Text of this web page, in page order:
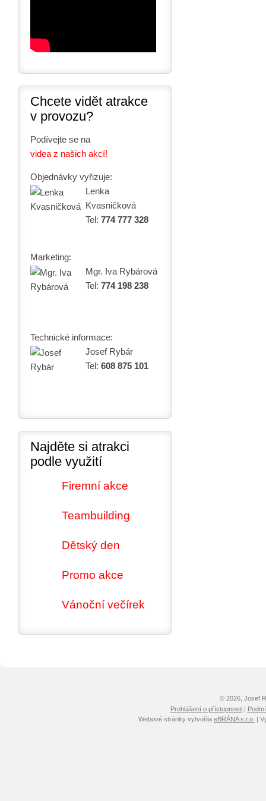
Chcete vidět atrakce
v provozu?
Podívejte se na
videa z našich akcí!
Objednávky vyřizuje:
Lenka
Kvasničková
Tel: 774 777 328
Marketing:
Mgr. Iva Rybárová
Tel: 774 198 238
Technické informace:
Josef Rybár
Tel: 608 875 101
Najděte si atrakci
podle využití
Firemní akce
Teambuilding
Dětský den
Promo akce
Vánoční večírek
© 2026, Josef
Prohlášení o přístupnosti|
Webové stránky vytvořila eBRÁNA s.r.o. |